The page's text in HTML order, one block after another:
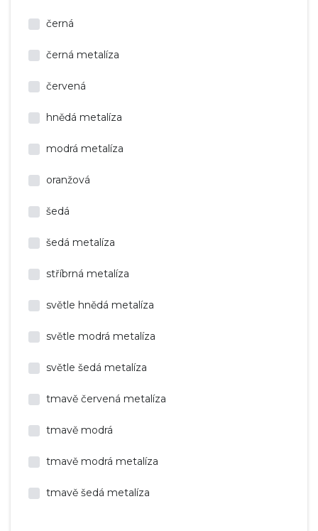
černá
černá metalíza
červená
hnědá metalíza
modrá metalíza
oranžová
šedá
šedá metalíza
stříbrná metalíza
světle hnědá metalíza
světle modrá metalíza
světle šedá metalíza
tmavě červená metalíza
tmavě modrá
tmavě modrá metalíza
tmavě šedá metalíza